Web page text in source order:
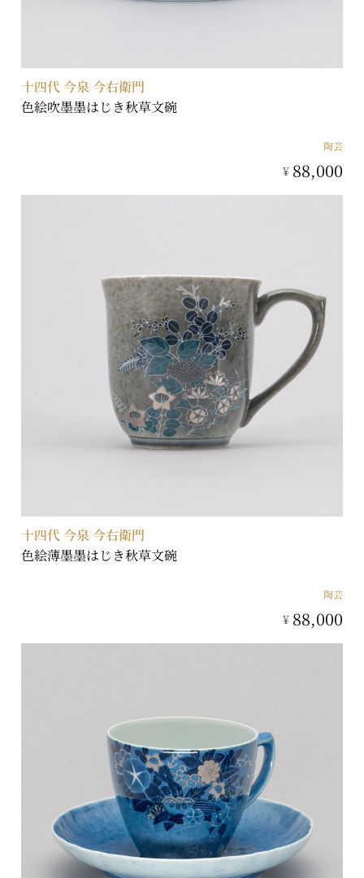
十四代 今泉 今右衛門
色絵吹墨墨はじき秋草文碗
陶芸
¥ 88,000
十四代 今泉 今右衛門
色絵薄墨墨はじき秋草文碗
陶芸
¥ 88,000